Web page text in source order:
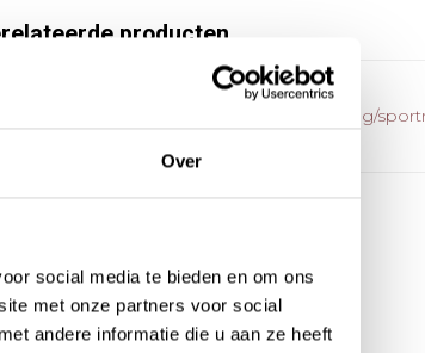
Over
social media te bieden en om ons
met onze partners voor social
andere informatie die u aan ze heeft
producten
https://www.sportievevoeding.nl/sportvoeding/